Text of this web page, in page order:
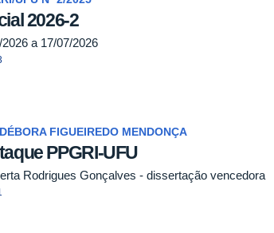
2026-2
a 17/07/2026
FIGUEIREDO MENDONÇA
PPGRI-UFU
Rodrigues Gonçalves - dissertação vencedora